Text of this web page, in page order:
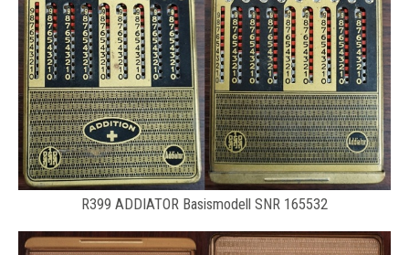
R399 ADDIATOR Basismodell SNR 165532